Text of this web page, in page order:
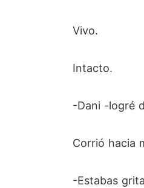
Vivo.
Intacto.
-Dani -logré
Corrió hacia
-Estabas